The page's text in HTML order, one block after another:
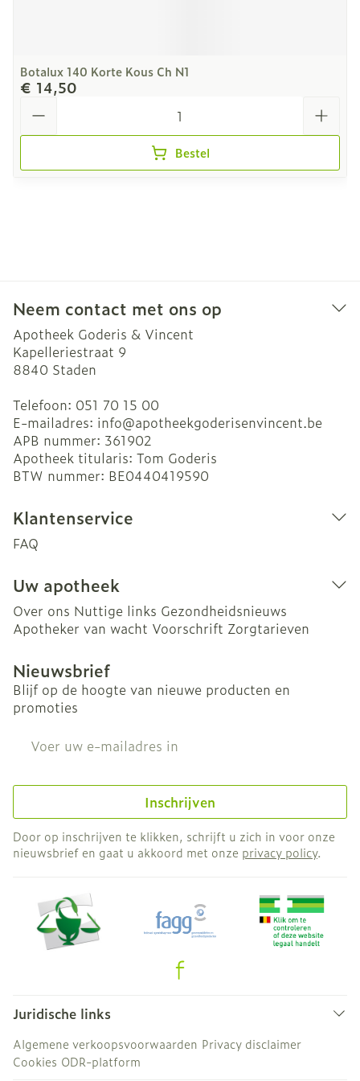
Botalux 140 Korte Kous Ch N1
€ 14,50
Bestel
Neem contact met ons op
Apotheek Goderis & Vincent
Kapelleriestraat 9
8840 Staden
Telefoon: 051 70 15 00
E-mailadres: info@apotheekgoderisenvincent.be
APB nummer: 361902
Apotheek titularis: Tom Goderis
BTW nummer: BE0440419590
Klantenservice
FAQ
Uw apotheek
Over ons Nuttige links Gezondheidsnieuws
Apotheker van wacht Voorschrift Zorgtarieven
Nieuwsbrief
Blijf op de hoogte van nieuwe producten en
promoties
Inschrijven
Door op inschrijven te klikken, schrijft u zich in voor onze
nieuwsbrief en gaat u akkoord met onze privacy policy.
Juridische links
Algemene verkoopsvoorwaarden Privacy disclaimer
Cookies ODR-platform